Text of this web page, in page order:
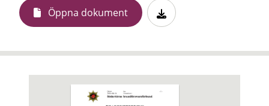
Öppna dokument